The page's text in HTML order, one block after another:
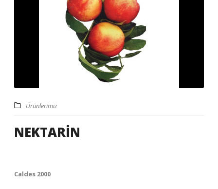
Ürünlerimiz
NEKTARİN
Caldes 2000